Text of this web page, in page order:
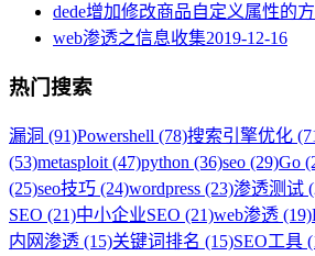
dede增加修改商品自定义属性的
web渗透之信息收集2019-12-16
热门搜索
漏洞 (91)Powershell (78)搜索引擎优化
(53)metasploit (47)python (36)seo (29)Go
(25)seo技巧 (24)wordpress (23)渗透测试
SEO (21)中小企业SEO (21)web渗透 (19)
内网渗透 (15)关键词排名 (15)SEO工具